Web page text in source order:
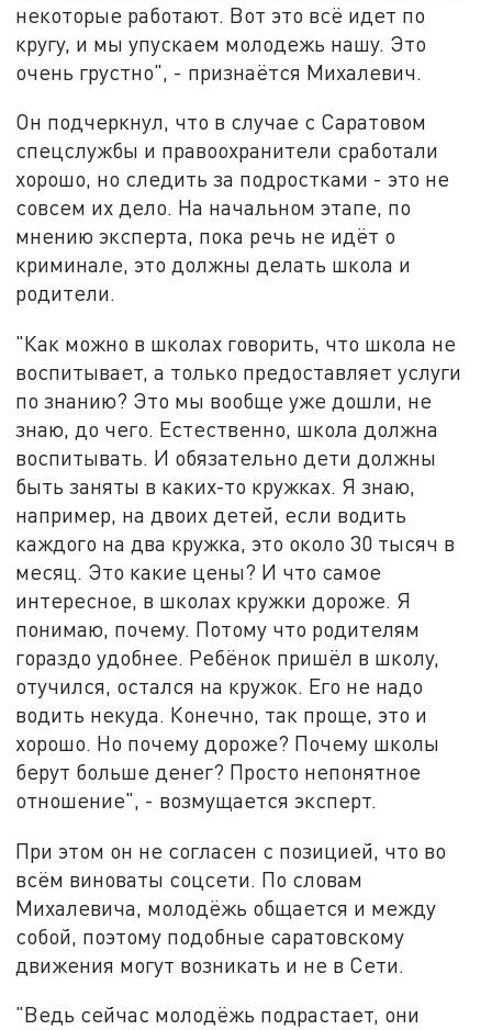
некоторые работают. Вот это всё идет по
кругу, и мы упускаем молодежь нашу. Это
очень грустно", - признаётся Михалевич.
Он подчеркнул, что в случае с Саратовом
спецслужбы и правоохранители сработали
хорошо, но следить за подростками - это не
совсем их дело. На начальном этапе, по
мнению эксперта, пока речь не идёт о
криминале, это должны делать школа и
родители.
"Как можно в школах говорить, что школа не
воспитывает, а только предоставляет услуги
по знанию? Это мы вообще уже дошли, не
знаю, до чего. Естественно, школа должна
воспитывать. И обязательно дети должны
быть заняты в каких-то кружках. Я знаю,
например, на двоих детей, если водить
каждого на два кружка, это около 30 тысяч в
месяц. Это какие цены? И что самое
интересное, в школах кружки дороже. Я
понимаю, почему. Потому что родителям
гораздо удобнее. Ребёнок пришёл в школу,
отучился, остался на кружок. Его не надо
водить некуда. Конечно, так проще, это и
хорошо. Но почему дороже? Почему школы
берут больше денег? Просто непонятное
отношение", - возмущается эксперт.
При этом он не согласен с позицией, что во
всём виноваты соцсети. По словам
Михалевича, молодёжь общается и между
собой, поэтому подобные саратовскому
движения могут возникать и не в Сети.
"Ведь сейчас молодёжь подрастает, они